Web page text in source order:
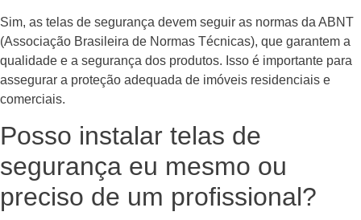
Sim, as telas de segurança devem seguir as normas da ABNT
(Associação Brasileira de Normas Técnicas), que garantem a
qualidade e a segurança dos produtos. Isso é importante para
assegurar a proteção adequada de imóveis residenciais e
comerciais.
Posso instalar telas de
segurança eu mesmo ou
preciso de um profissional?